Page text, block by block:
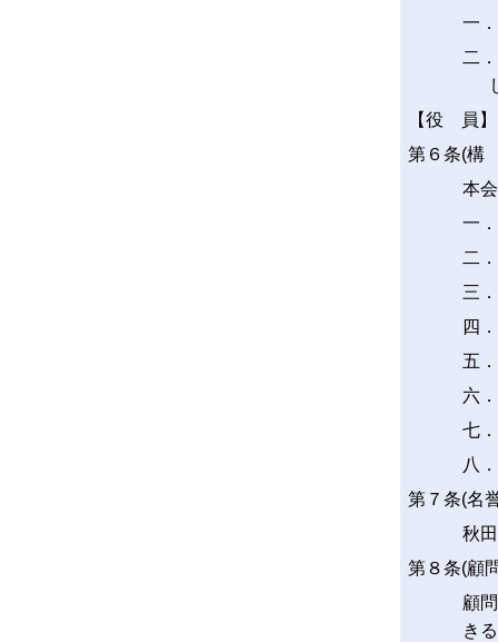
一
二
【役 員】
第６条(構
本
一
二
四
六
七
第７条(名
秋
第８条(顧
顧
き